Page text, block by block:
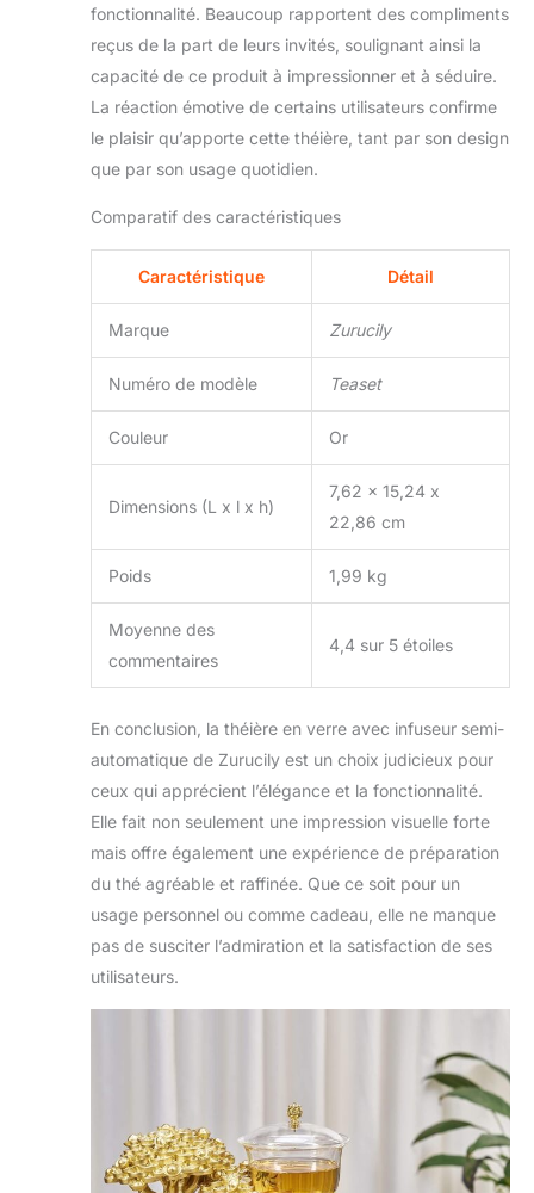
fonctionnalité. Beaucoup rapportent des compliments
reçus de la part de leurs invités, soulignant ainsi la
capacité de ce produit à impressionner et à séduire.
La réaction émotive de certains utilisateurs confirme
le plaisir qu’apporte cette théière, tant par son design
que par son usage quotidien.
Comparatif des caractéristiques
Caractéristique Détail
Marque Zurucily
Numéro de modèle Teaset
Couleur Or
Dimensions (L x l x h)
7,62 x 15,24 x
22,86 cm
Poids 1,99 kg
Moyenne des
commentaires
4,4 sur 5 étoiles
En conclusion, la théière en verre avec infuseur semi-
automatique de Zurucily est un choix judicieux pour
ceux qui apprécient l’élégance et la fonctionnalité.
Elle fait non seulement une impression visuelle forte
mais offre également une expérience de préparation
du thé agréable et raffinée. Que ce soit pour un
usage personnel ou comme cadeau, elle ne manque
pas de susciter l’admiration et la satisfaction de ses
utilisateurs.